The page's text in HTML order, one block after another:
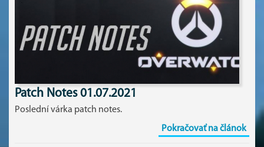
Patch Notes 01.07.2021
Poslední várka patch notes.
Pokračovať na článok